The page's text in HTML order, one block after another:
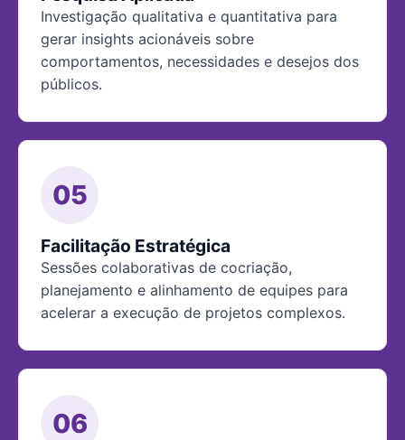
Investigação qualitativa e quantitativa para
gerar insights acionáveis sobre
comportamentos, necessidades e desejos dos
públicos.
05
Facilitação Estratégica
Sessões colaborativas de cocriação,
planejamento e alinhamento de equipes para
acelerar a execução de projetos complexos.
06